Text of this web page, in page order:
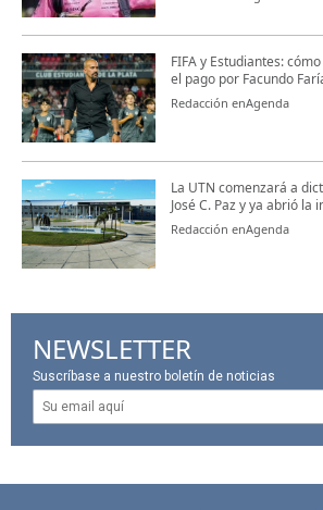
FIFA y Estudiantes:
el pago por Facundo
Redacción enAgenda
La UTN comenzará a
José C. Paz y ya abrió la
Redacción enAgenda
NEWSLETTER
Suscríbase a nuestro boletín de noticias